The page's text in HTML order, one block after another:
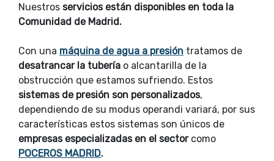
Nuestros servicios están disponibles en toda la
Comunidad de Madrid.
Con una máquina de agua a presión tratamos de
desatrancar la tubería o alcantarilla de la
obstrucción que estamos sufriendo. Estos
sistemas de presión son personalizados,
dependiendo de su modus operandi variará, por sus
características estos sistemas son únicos de
empresas especializadas en el sectorcomo
POCEROS MADRID.